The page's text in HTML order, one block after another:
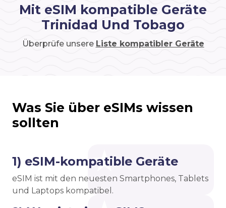
Mit eSIM kompatible Geräte
Trinidad Und Tobago
Überprüfe unsere Liste kompatibler Geräte
Was Sie über eSIMs wissen
sollten
1) eSIM-kompatible Geräte
eSIM ist mit den neuesten Smartphones, Tablets
und Laptops kompatibel.